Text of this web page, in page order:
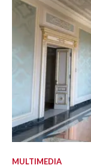
MULTIMEDIA